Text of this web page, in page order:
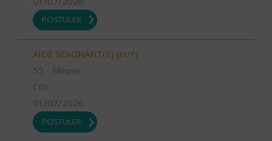
POSTULER
AIDE SOIGNANT(E) (H/F)
55 - Meuse
CDI
01/07/2026
POSTULER